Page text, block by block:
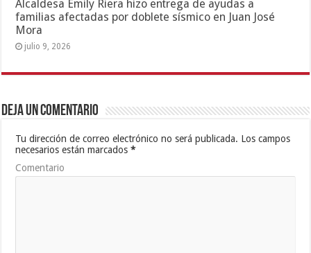
Alcaldesa Emily Riera hizo entrega de ayudas a
familias afectadas por doblete sísmico en Juan José
Mora
julio 9, 2026
Deja un comentario
Tu dirección de correo electrónico no será publicada. Los campos
necesarios están marcados*
Comentario